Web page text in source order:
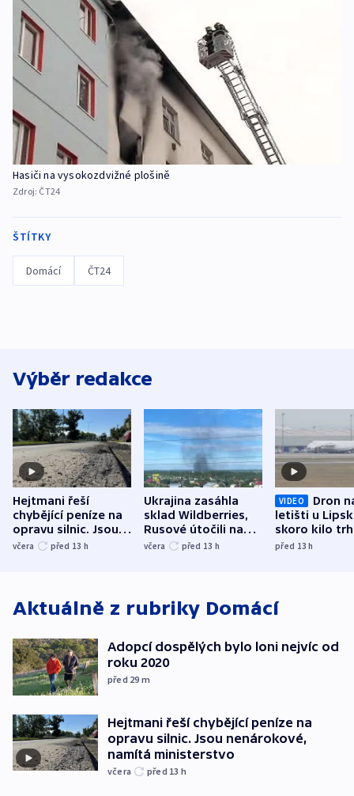
Hasiči na vysokozdvižné plošině
Zdroj: ČT24
ŠTÍTKY
Domácí ČT24
Výběr redakce
Hejtmani řeší
chybějící peníze na
opravu silnic. Jsou
nenárokové, namítá
včera před 13 h
Ukrajina zasáhla
sklad Wildberries,
Rusové útočili na
trh, hasiče či
včera před 13 h
VIDEO
Dron
letišti u
skoro kilo
indicie
před 13h
Aktuálně z rubriky Domácí
Adopcí dospělých bylo loni nejvíc od
roku 2020
před 29 m
Hejtmani řeší chybějící peníze na
opravu silnic. Jsou nenárokové,
namítá ministerstvo
včera před 13 h